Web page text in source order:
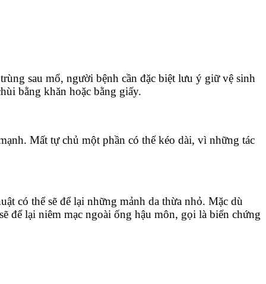
sau mổ, người bệnh cần đặc biệt lưu ý giữ vệ sinh
bằng khăn hoặc bằng giấy.
Mất tự chủ một phần có thể kéo dài, vì những tác
có thể sẽ để lại những mảnh da thừa nhỏ. Mặc dù
để lại niêm mạc ngoài ống hậu môn, gọi là biến chứng